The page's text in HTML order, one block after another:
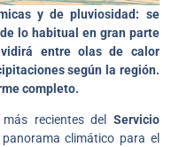
y de pluviosidad: se
lo habitual en gran parte
entre olas de calor
según la región.
completo.
recientes del Servicio
climático para el